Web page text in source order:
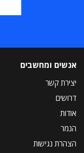
אנשים ומחשבים
יצירת קשר
דרושים
אודות
הנמר
הצהרת נגישות